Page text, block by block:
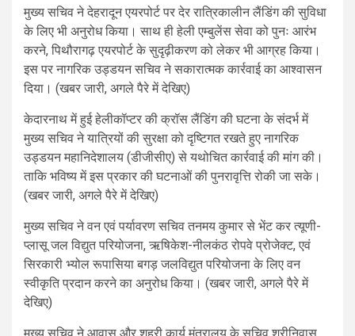
मुख्य सचिव ने देहरादून एयरपोर्ट पर देर रात्रिकालीन लैंडिंग की सुविधा
के लिए भी अनुरोध किया। साथ ही हेली एम्बुलेंस सेवा को पुनः आरंभ
करने, पिथौरागढ़ एयरपोर्ट के सुदृढ़ीकरण को लेकर भी आग्रह किया।
इस पर नागरिक उड्डयन सचिव ने सकारात्मक कार्रवाई का आश्वासन
दिया। (खबर जारी, अगले पैरे में देखिए)
केदारनाथ में हुई हेलीकॉप्टर की क्रॉस लैंडिंग की घटना के संदर्भ में
मुख्य सचिव ने यात्रियों की सुरक्षा को दृष्टिगत रखते हुए नागरिक
उड्डयन महानिदेशालय (डीजीसीए) से यथोचित कार्रवाई की मांग की।
ताकि भविष्य में इस प्रकार की घटनाओं की पुनरावृत्ति रोकी जा सके।
(खबर जारी, अगले पैरे में देखिए)
मुख्य सचिव ने वन एवं पर्यावरण सचिव तनमय कुमार से भेंट कर त्यूणी-
प्लासू जल विद्युत परियोजना, ऋषिकेश-नीलकंठ रोपवे प्रोजेक्ट, एवं
सिरकारी भ्योल रूपासिया बगड़ जलविद्युत परियोजना के लिए वन
स्वीकृति प्रदान करने का अनुरोध किया। (खबर जारी, अगले पैरे में
देखिए)